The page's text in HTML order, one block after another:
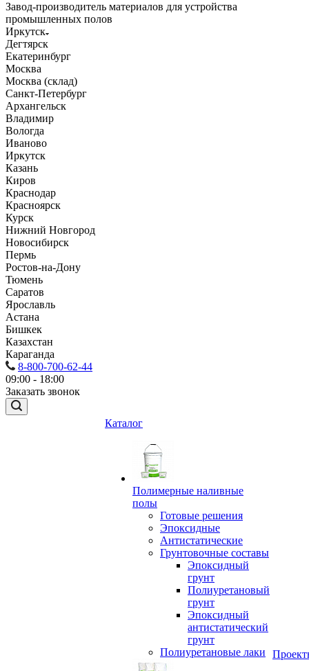
Завод-производитель материалов для устройства
промышленных полов
Иркутск
Дегтярск
Екатеринбург
Москва
Москва (склад)
Санкт-Петербург
Архангельск
Владимир
Вологда
Иваново
Иркутск
Казань
Киров
Краснодар
Красноярск
Курск
Нижний Новгород
Новосибирск
Пермь
Ростов-на-Дону
Тюмень
Саратов
Ярославль
Астана
Бишкек
Казахстан
Караганда
8-800-700-62-44
09:00 - 18:00
Заказать звонок
Каталог
Полимерные наливные
полы
Готовые решения
Эпоксидные
Антистатические
Грунтовочные составы
Эпоксидный
грунт
Полиуретановый
грунт
Эпоксидный
антистатический
грунт
Полиуретановые лаки